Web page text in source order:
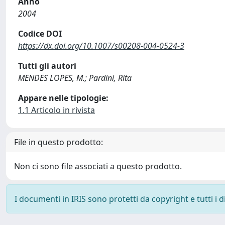
2004
Codice DOI
https://dx.doi.org/10.1007/s00208-004-0524-3
Tutti gli autori
MENDES LOPES, M.; Pardini, Rita
Appare nelle tipologie:
1.1 Articolo in rivista
File in questo prodotto:
Non ci sono file associati a questo prodotto.
I documenti in IRIS sono protetti da copyright e tutti i